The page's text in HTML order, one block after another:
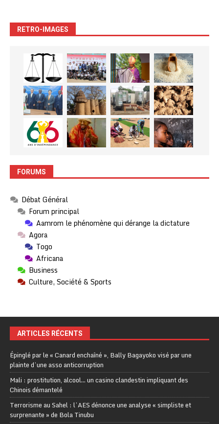
RETRO-IMAGES
FORUMS
Débat Général
Forum principal
Aamrom le phénomène qui dérange la dictature
Agora
Togo
Africana
Business
Culture, Société & Sports
ARTICLES RÉCENTS
Épinglé par le « Canard enchaîné », Bally Bagayoko visé par une
plainte d’une asso anticorruption
Mali : prostitution, alcool… un casino clandestin impliquant des
Chinois démantelé
Terrorisme au Sahel : l’AES dénonce une analyse « simpliste et
surprenante » de Bola Tinubu